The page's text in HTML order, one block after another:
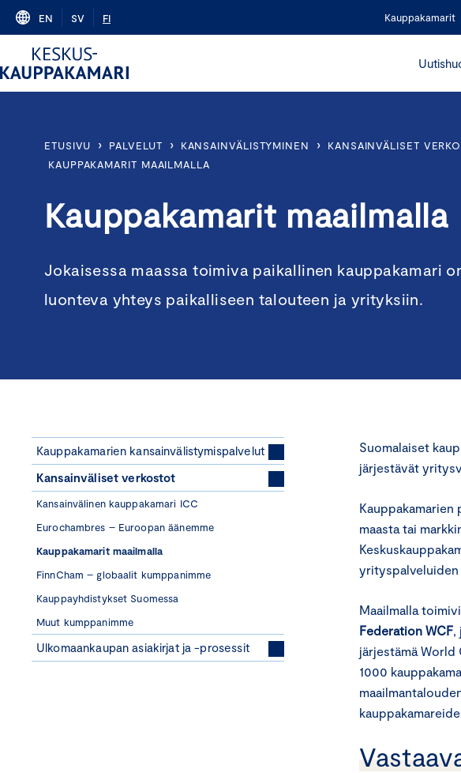
Skip
content
EN SV FI Kauppakamarit
ETUSIVU › PALVELUT › KANSAINVÄLISTYMINEN › KANSAINVÄLISET
KAUPPAKAMARIT MAAILMALLA
Kauppakamarit maailmalla
Jokaisessa maassa toimiva paikallinen kauppakamari
luonteva yhteys paikalliseen talouteen ja yrityksiin.
Kauppakamarien kansainvälistymispalvelut
Kansainväliset verkostot
Kansainvälinen kauppakamari ICC
Eurochambres – Euroopan äänemme
Kauppakamarit maailmalla
FinnCham – globaalit kumppanimme
Kauppayhdistykset Suomessa
Muut kumppanimme
Ulkomaankaupan asiakirjat ja -prosessit
Suomalaiset
järjestävät
maasta tai
yrityspalveluiden
Maailmalla
Federation WCF
järjestämä World
1000